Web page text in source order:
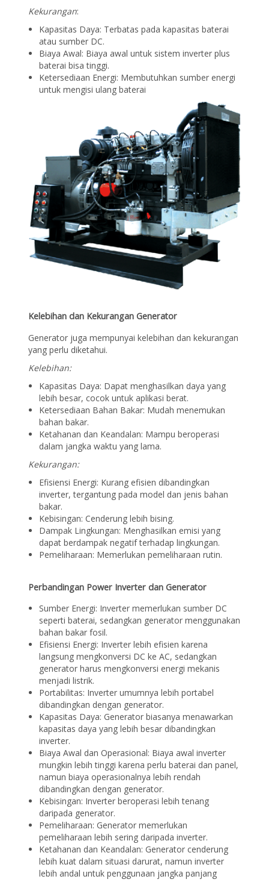
Kekurangan:
Kapasitas Daya: Terbatas pada kapasitas baterai
atau sumber DC.
Biaya Awal: Biaya awal untuk sistem inverter plus
baterai bisa tinggi.
Ketersediaan Energi: Membutuhkan sumber energi
untuk mengisi ulang baterai
Kelebihan dan Kekurangan Generator
Generator juga mempunyai kelebihan dan kekurangan
yang perlu diketahui.
Kelebihan:
Kapasitas Daya: Dapat menghasilkan daya yang
lebih besar, cocok untuk aplikasi berat.
Ketersediaan Bahan Bakar: Mudah menemukan
bahan bakar.
Ketahanan dan Keandalan: Mampu beroperasi
dalam jangka waktu yang lama.
Kekurangan:
Efisiensi Energi: Kurang efisien dibandingkan
inverter, tergantung pada model dan jenis bahan
bakar.
Kebisingan: Cenderung lebih bising.
Dampak Lingkungan: Menghasilkan emisi yang
dapat berdampak negatif terhadap lingkungan.
Pemeliharaan: Memerlukan pemeliharaan rutin.
Perbandingan Power Inverter dan Generator
Sumber Energi: Inverter memerlukan sumber DC
seperti baterai, sedangkan generator menggunakan
bahan bakar fosil.
Efisiensi Energi: Inverter lebih efisien karena
langsung mengkonversi DC ke AC, sedangkan
generator harus mengkonversi energi mekanis
menjadi listrik.
Portabilitas: Inverter umumnya lebih portabel
dibandingkan dengan generator.
Kapasitas Daya: Generator biasanya menawarkan
kapasitas daya yang lebih besar dibandingkan
inverter.
Biaya Awal dan Operasional: Biaya awal inverter
mungkin lebih tinggi karena perlu baterai dan panel,
namun biaya operasionalnya lebih rendah
dibandingkan dengan generator.
Kebisingan: Inverter beroperasi lebih tenang
daripada generator.
Pemeliharaan: Generator memerlukan
pemeliharaan lebih sering daripada inverter.
Ketahanan dan Keandalan: Generator cenderung
lebih kuat dalam situasi darurat, namun inverter
lebih andal untuk penggunaan jangka panjang